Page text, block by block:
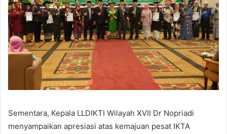
Sementara, Kepala LLDIKTI Wilayah XVII Dr Nopriadi
menyampaikan apresiasi atas kemajuan pesat IKTA